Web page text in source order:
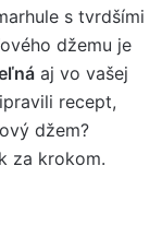
s tvrdšími
džemu je
aj vo vašej
recept,
džem?
za krokom.